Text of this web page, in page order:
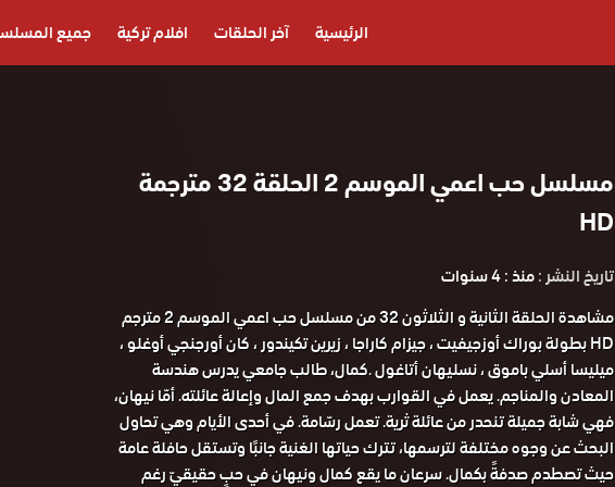
الرئيسية آخر الحلقات افلام تركية جميع
مسلسل حب اعمي الموسم 2 الحلقة 32 مترجمة
HD
تاريخ النشر :منذ : 4 سنوات
مشاهدة الحلقة الثانية و الثلاثون 32 من مسلسل حب اعمي الموسم 2 مترجم
HD بطولة بوراك أوزجيفيت ، جيزام كاراجا ، زيرين تكيندور ، كان أورجنجي أوغلو ،
ميليسا أسلي باموق ، نسليهان أتاغول .كمال، طالب جامعي يدرس هندسة
المعادن والمناجم. يعمل في القوارب بهدف جمع المال وإعالة عائلته. أمّا نيهان،
فهي شابة جميلة تنحدر من عائلة ثرية. تعمل رسّامة. في أحدى الأيام وهي تحاول
البحث عن وجوه مختلفة لترسمها، تترك حياتها الغنية جانبًا وتستقل حافلة عامة
حيث تصطدم صدفةً بكمال. سرعان ما يقع كمال ونيهان في حبٍ حقيقيّ رغم